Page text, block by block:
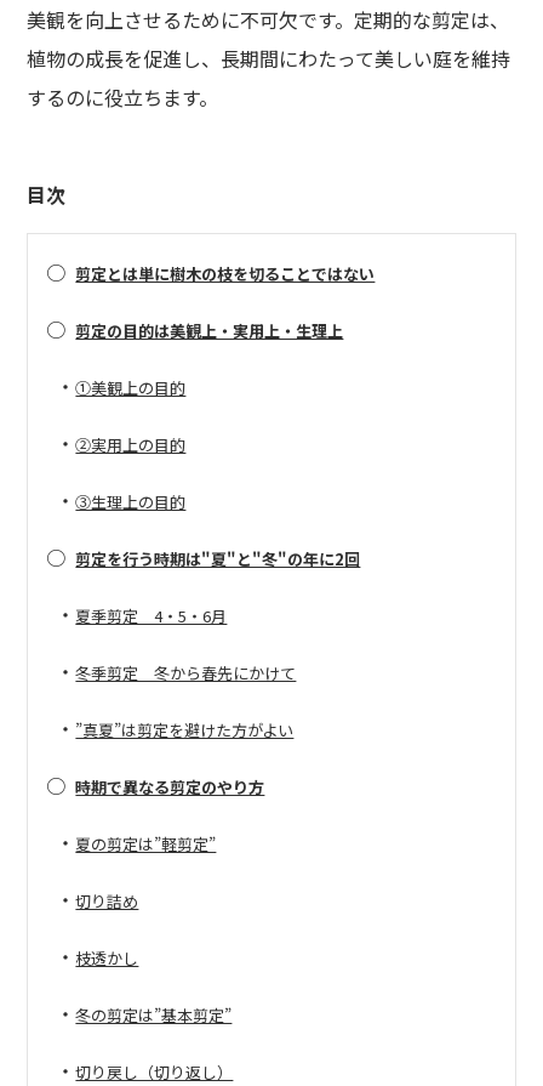
美観を向上させるために不可欠です。定期的な剪定は、
植物の成長を促進し、長期間にわたって美しい庭を維持
するのに役立ちます。
目次
○剪定とは単に樹木の枝を切ることではない
○剪定の目的は美観上・実用上・生理上
・①美観上の目的
・②実用上の目的
・③生理上の目的
○剪定を行う時期は"夏"と"冬"の年に2回
・ 夏季剪定 4・5・6月
・冬季剪定 冬から春先にかけて
・ ”真夏”は剪定を避けた方がよい
○時期で異なる剪定のやり方
・ 夏の剪定は”軽剪定”
・切り詰め
・枝透かし
・冬の剪定は”基本剪定”
・切り戻し（切り返し）